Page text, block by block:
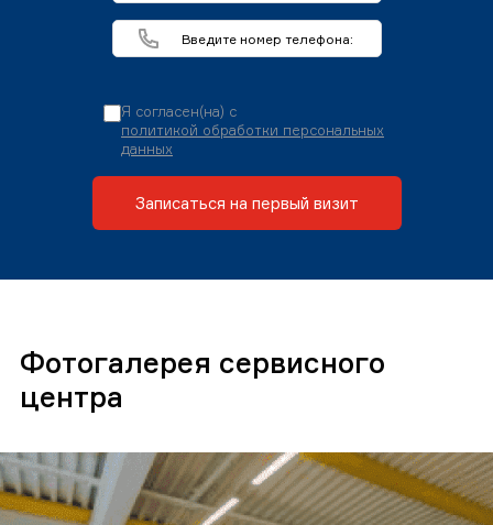
Я согласен(на) с
политикой обработки персональных
данных
Записаться на первый визит
Фотогалерея сервисного
центра